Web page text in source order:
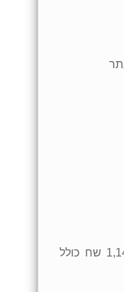
בתשלום שנתי אחד של 1,140 שח כולל